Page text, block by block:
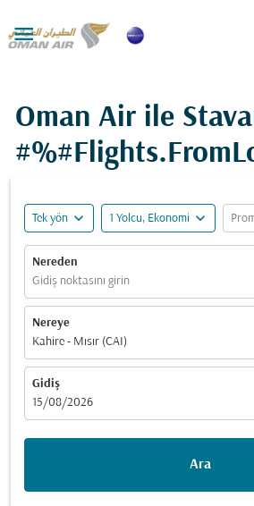

Oman Air ile
Tek yön expand_more 1 Yolcu, Ekonomi expand_more
Nereden
Gidiş noktasını girin
Nereye
Kahire - Mısır (CAI)
Gidiş
fc-booking-departure-date-aria-label
15/08/2026
Ara